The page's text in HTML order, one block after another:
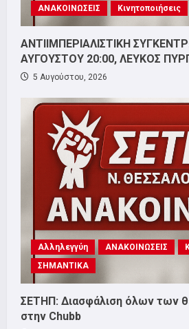
ΑΝΑΚΟΙΝΩΣΕΙΣ Κινητοποιήσεις
ΑΝΤΙΙΜΠΕΡΙΑΛΙΣΤΙΚΗ
ΑΥΓΟΥΣΤΟΥ 20:00, ΛΕΥΚΟΣ
5 Αυγούστου, 2026
Αλληλεγγύη ΑΝΑΚΟΙΝΩΣΕΙΣ
ΣΗΜΑΝΤΙΚΑ
ΣΕΤΗΠ: Διασφάλιση όλων των
στην Chubb